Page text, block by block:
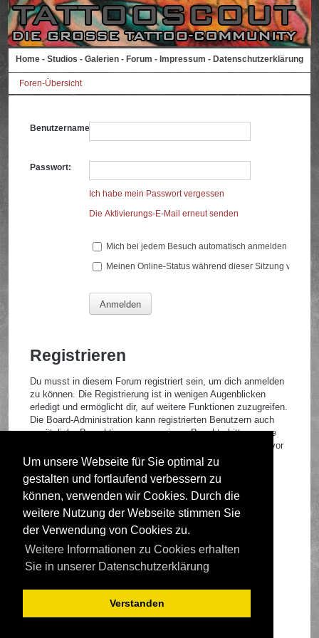
Um unsere Webseite für Sie optimal zu
gestalten und fortlaufend verbessern zu
können, verwenden wir Cookies. Durch die
weitere Nutzung der Webseite stimmen Sie
der Verwendung von Cookies zu.
Weitere Informationen zu Cookies erhalten
Sie in unserer Datenschutzerklärung
Verstanden
Home - Studios - Galerien - Forum - Impressum - Datenschutzerklärung
Foren-Übersicht
Benutzername:
Passwort:
Ich habe mein Passwort vergessen
Die Aktivierungs-E-Mail erneut senden
Mich bei jedem Besuch automatisch anmelden
Meinen Online-Status während dieser Sitzung
Registrieren
Du musst in diesem Forum registriert sein, um dich anmelden
zu können. Die Registrierung ist in wenigen Augenblicken
erledigt und ermöglicht dir, auf weitere Funktionen zuzugreifen.
Die Board-Administration kann registrierten Benutzern auch
zusätzliche Berechtigungen zuweisen. Beachte bitte unsere
Nutzungsbedingungen und die verwandten Regelungen, bevor
du dich registrierst. Bitte beachte auch die jeweiligen
Forenregeln, wenn du dich in diesem Board bewegst.
Nutzungsbedingungen|Datenschutzrichtlinie
Registrieren
Foren-Übersicht
Deutsche Übersetzung durchphpBB.de